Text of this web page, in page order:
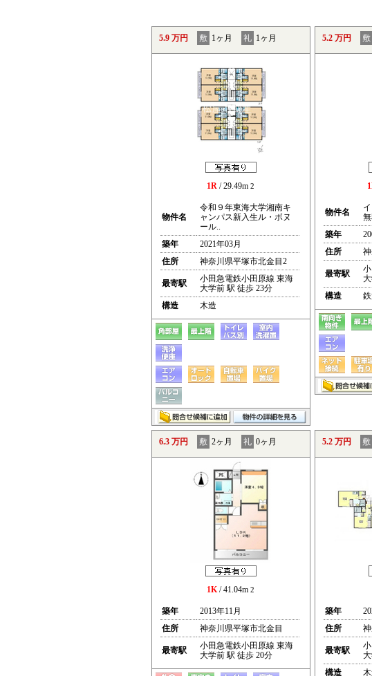
5.9 万円 敷 1ヶ月 礼 1ヶ月
1R / 29.49m 2
物件名
令和９年東海大学湘南キ
ャンパス新入生ル・ボヌ
ール..
築年
2021年03月
住所
神奈川県平塚市北金目2
最寄駅
小田急電鉄小田原線 東海
大学前 駅 徒歩 23分
構造
木造
5.2 万円 敷
物件名
築年
住所
最寄駅
構造
6.3 万円 敷 2ヶ月 礼 0ヶ月
1K/ 41.04m 2
築年
2013年11月
住所
神奈川県平塚市北金目
最寄駅
小田急電鉄小田原線 東海
大学前 駅 徒歩 20分
5.2 万円 敷
築年
住所
最寄駅
構造